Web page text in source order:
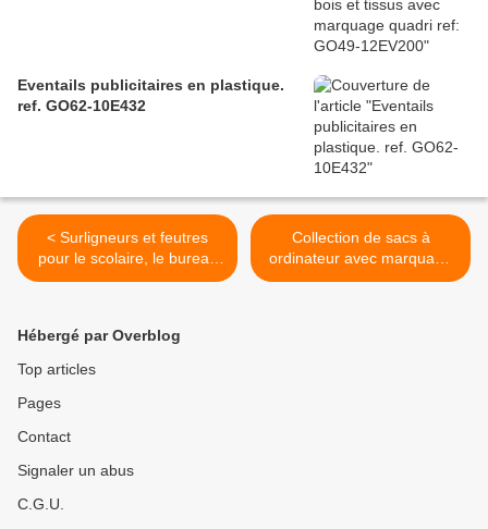
Eventails publicitaires en plastique.
ref. GO62-10E432
< Surligneurs et feutres
pour le scolaire, le bureau
et le promotionnel
Collection de sacs à
ordinateur avec marquage
publicitaire >
Hébergé par Overblog
Top articles
Pages
Contact
Signaler un abus
C.G.U.